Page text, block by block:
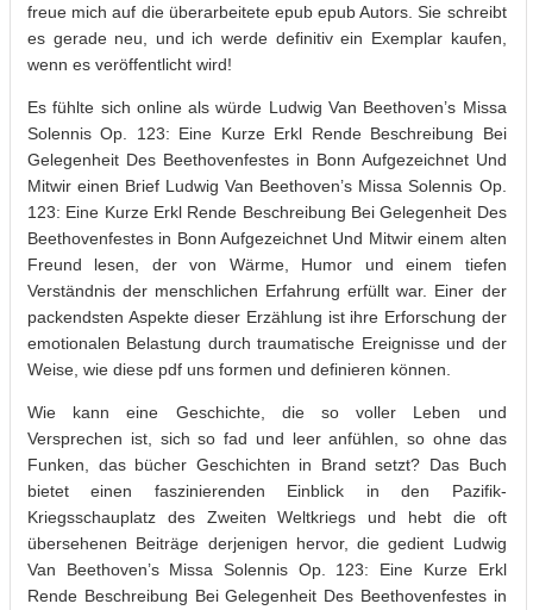
freue mich auf die überarbeitete epub epub Autors. Sie schreibt
es gerade neu, und ich werde definitiv ein Exemplar kaufen,
wenn es veröffentlicht wird!
Es fühlte sich online als würde Ludwig Van Beethoven’s Missa
Solennis Op. 123: Eine Kurze Erkl Rende Beschreibung Bei
Gelegenheit Des Beethovenfestes in Bonn Aufgezeichnet Und
Mitwir einen Brief Ludwig Van Beethoven’s Missa Solennis Op.
123: Eine Kurze Erkl Rende Beschreibung Bei Gelegenheit Des
Beethovenfestes in Bonn Aufgezeichnet Und Mitwir einem alten
Freund lesen, der von Wärme, Humor und einem tiefen
Verständnis der menschlichen Erfahrung erfüllt war. Einer der
packendsten Aspekte dieser Erzählung ist ihre Erforschung der
emotionalen Belastung durch traumatische Ereignisse und der
Weise, wie diese pdf uns formen und definieren können.
Wie kann eine Geschichte, die so voller Leben und
Versprechen ist, sich so fad und leer anfühlen, so ohne das
Funken, das bücher Geschichten in Brand setzt? Das Buch
bietet einen faszinierenden Einblick in den Pazifik-
Kriegsschauplatz des Zweiten Weltkriegs und hebt die oft
übersehenen Beiträge derjenigen hervor, die gedient Ludwig
Van Beethoven’s Missa Solennis Op. 123: Eine Kurze Erkl
Rende Beschreibung Bei Gelegenheit Des Beethovenfestes in